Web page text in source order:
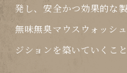
発し、安全かつ効果的な
無味無臭マウスウォッシ
ジションを築いていくこと